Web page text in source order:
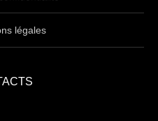
légales